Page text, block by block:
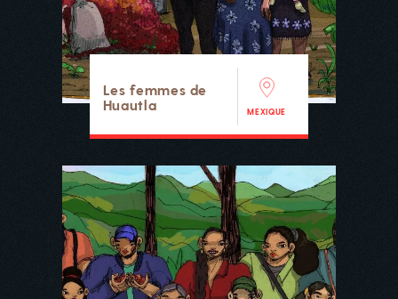
Les femmes de
Huautla
MEXIQUE